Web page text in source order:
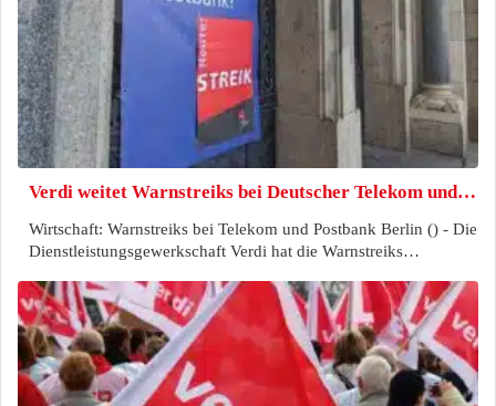
Verdi weitet Warnstreiks bei Deutscher Telekom und…
Wirtschaft: Warnstreiks bei Telekom und Postbank Berlin () - Die
Dienstleistungsgewerkschaft Verdi hat die Warnstreiks…